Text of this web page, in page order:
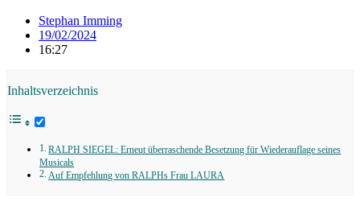
Stephan Imming
19/02/2024
16:27
Inhaltsverzeichnis
RALPH SIEGEL: Erneut überraschende Besetzung für Wiederauflage seines
Musicals
Auf Empfehlung von RALPHs Frau LAURA